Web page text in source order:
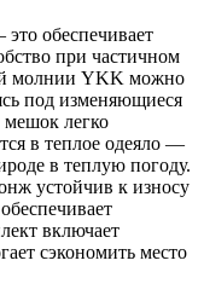
обеспечивает
при частичном
молнии YKK можно
под изменяющиеся
легко
в теплое одеяло —
в теплую погоду.
устойчив к износу
включает
сэкономить место